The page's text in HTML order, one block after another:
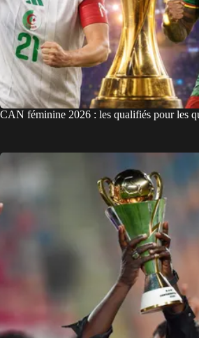
CAN féminine 2026 : les qualifiés pour les